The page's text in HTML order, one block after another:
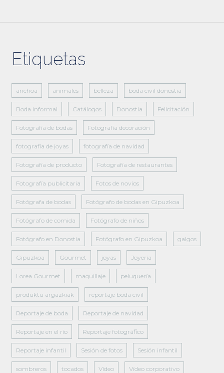
Etiquetas
anchoa animales belleza boda civil donostia
Boda informal Catálogos Donostia Felicitación
Fotografía de bodas Fotografía decoración
fotografía de joyas fotografía de navidad
Fotografía de producto Fotografía de restaurantes
Fotografía publicitaria Fotos de novios
Fotógrafa de bodas Fotógrafo de bodas en Gipuzkoa
Fotógrafo de comida Fotógrafo de niños
Fotógrafo en Donostia Fotógrafo en Gipuzkoa galgos
Gipuzkoa Gourmet joyas Joyería
Lorea Gourmet maquillaje peluquería
produktu argazkiak reportaje boda civil
Reportaje de boda Reportaje de navidad
Reportaje en el río Reportaje fotográfico
Reportaje infantil Sesión de fotos Sesión infantil
sombreros tocados Vídeo Vídeo corporativo